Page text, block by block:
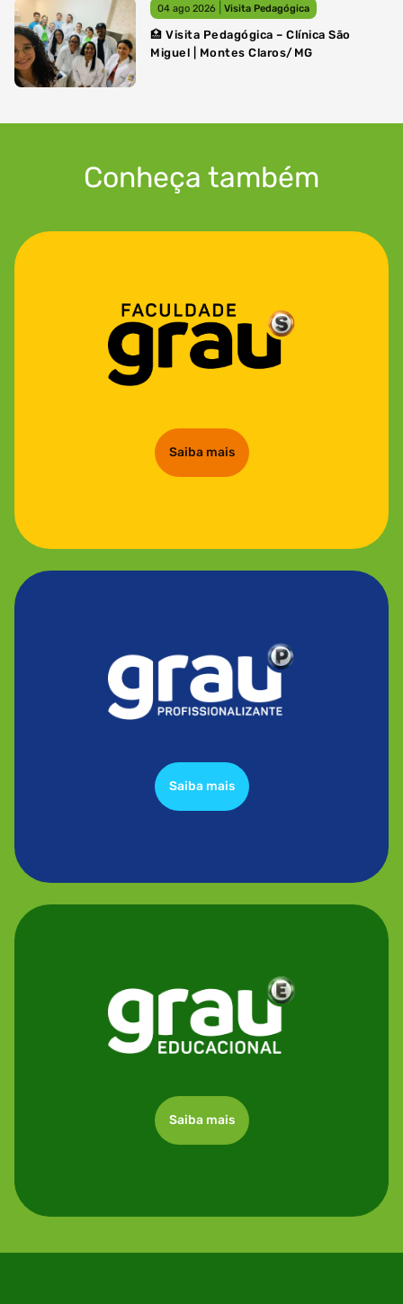
04 ago 2026 Visita Pedagógica
🏥 Visita Pedagógica – Clínica São
Miguel | Montes Claros/MG
Conheça também
Saiba mais
Saiba mais
Saiba mais